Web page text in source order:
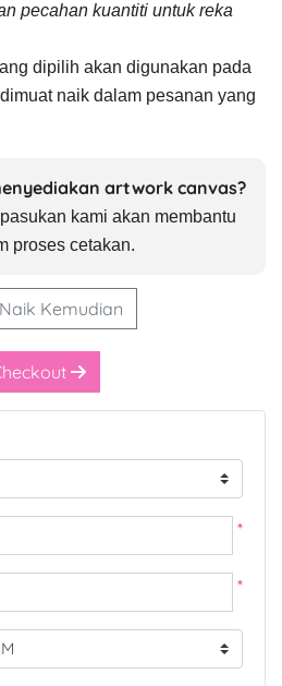
pecahan kuantiti untuk reka
dipilih akan digunakan pada
naik dalam pesanan yang
artwork canvas?
kami akan membantu
proses cetakan.
Kemudian
*
*